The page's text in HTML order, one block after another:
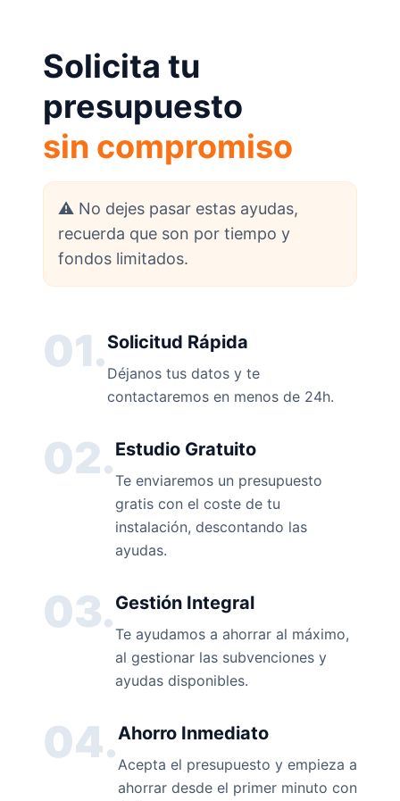
Solicita tu
presupuesto
sin compromiso
⚠️ No dejes pasar estas ayudas,
recuerda que son por tiempo y
fondos limitados.
01.Solicitud Rápida
Déjanos tus datos y te
contactaremos en menos de 24h.
02.Estudio Gratuito
Te enviaremos un presupuesto
gratis con el coste de tu
instalación, descontando las
ayudas.
03.Gestión Integral
Te ayudamos a ahorrar al máximo,
al gestionar las subvenciones y
ayudas disponibles.
04.Ahorro Inmediato
Acepta el presupuesto y empieza a
ahorrar desde el primer minuto con